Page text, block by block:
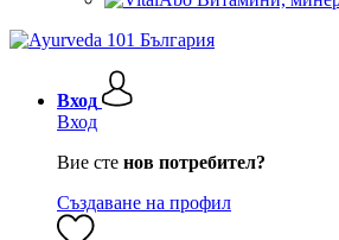
Вход
Вход
Вие сте нов потребител?
Създаване на профил